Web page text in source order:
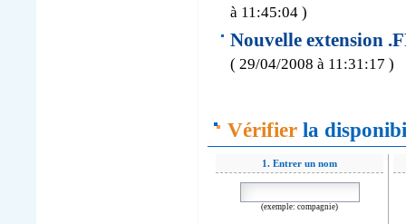
à 11:45:04 )
Nouvelle extension
( 29/04/2008 à 11:31:17 )
Vérifier la
1. Entrer un nom
(exemple: compagnie)